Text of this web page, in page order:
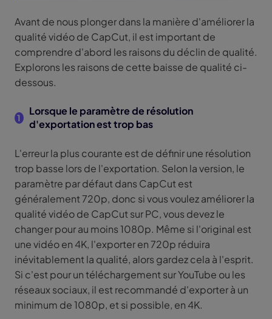
Avant de nous plonger dans la manière d'améliorer la
qualité vidéo de CapCut, il est important de
comprendre d'abord les raisons du déclin de qualité.
Explorons les raisons de cette baisse de qualité ci-
dessous.
1
Lorsque le paramètre de résolution
d'exportation est trop bas
L'erreur la plus courante est de définir une résolution
trop basse lors de l'exportation. Selon la version, le
paramètre par défaut dans CapCut est
généralement 720p, donc si vous voulez améliorer la
qualité vidéo de CapCut sur PC, vous devez le
changer pour au moins 1080p. Même si l'original est
une vidéo en 4K, l'exporter en 720p réduira
inévitablement la qualité, alors gardez cela à l'esprit.
Si c'est pour un téléchargement sur YouTube ou les
réseaux sociaux, il est recommandé d'exporter à un
minimum de 1080p, et si possible, en 4K.